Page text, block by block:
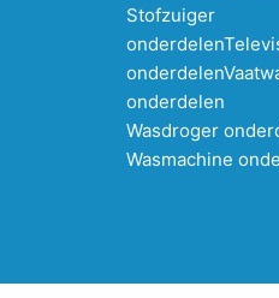
Stofzuiger
onderdelen
onderdelen
onderdelen
Wasdroger
Wasmachine